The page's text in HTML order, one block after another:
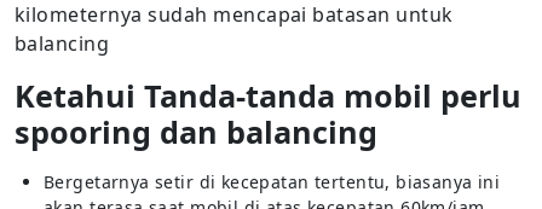
kilometernya sudah mencapai batasan untuk
balancing
Ketahui Tanda-tanda mobil perlu
spooring dan balancing
Bergetarnya setir di kecepatan tertentu, biasanya ini